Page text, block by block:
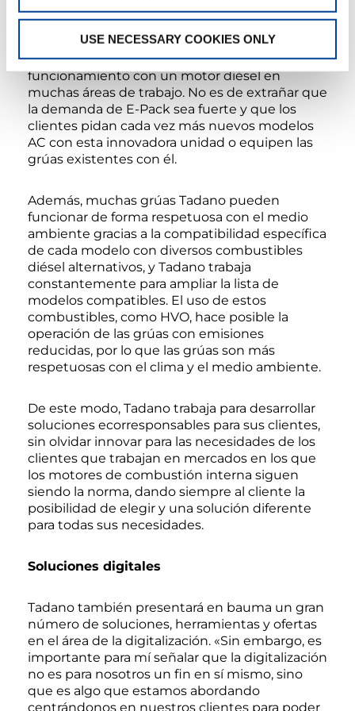
USE NECESSARY COOKIES ONLY
manteniendo la correspondiente capacidad de
características de rendimiento son
comparables a las que se consiguen con el
funcionamiento con un motor diésel en
muchas áreas de trabajo. No es de extrañar que
la demanda de E-Pack sea fuerte y que los
clientes pidan cada vez más nuevos modelos
AC con esta innovadora unidad o equipen las
grúas existentes con él.
Además, muchas grúas Tadano pueden
funcionar de forma respetuosa con el medio
ambiente gracias a la compatibilidad específica
de cada modelo con diversos combustibles
diésel alternativos, y Tadano trabaja
constantemente para ampliar la lista de
modelos compatibles. El uso de estos
combustibles, como HVO, hace posible la
operación de las grúas con emisiones
reducidas, por lo que las grúas son más
respetuosas con el clima y el medio ambiente.
De este modo, Tadano trabaja para desarrollar
soluciones ecorresponsables para sus clientes,
sin olvidar innovar para las necesidades de los
clientes que trabajan en mercados en los que
los motores de combustión interna siguen
siendo la norma, dando siempre al cliente la
posibilidad de elegir y una solución diferente
para todas sus necesidades.
Soluciones digitales
Tadano también presentará en bauma un gran
número de soluciones, herramientas y ofertas
en el área de la digitalización. «Sin embargo, es
importante para mí señalar que la digitalización
no es para nosotros un fin en sí mismo, sino
que es algo que estamos abordando
centrándonos en nuestros clientes para poder